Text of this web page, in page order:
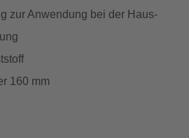
zur Anwendung bei der Haus-
160 mm